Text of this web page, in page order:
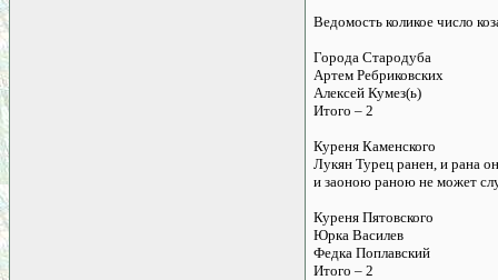
Ведомость коликое число
Города Стародуба
Артем Ребриковских
Алексей Кумез(ь)
Итого – 2
Куреня Каменского
Лукян Турец ранен, и рана
и заоною раною не может
Куреня Пятовского
Юрка Василев
Федка Поплавский
Итого – 2